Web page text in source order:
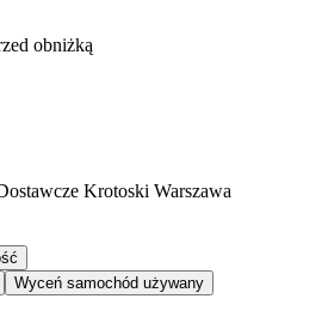
obniżką
Krotoski Warszawa
Wyceń samochód używany